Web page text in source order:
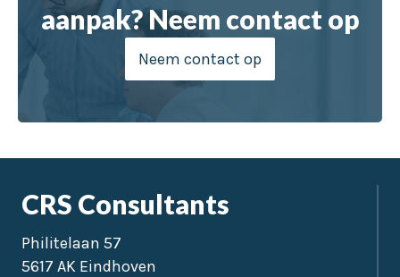
aanpak? Neem contact op
Neem contact op
CRS Consultants
Philitelaan 57
5617 AK Eindhoven